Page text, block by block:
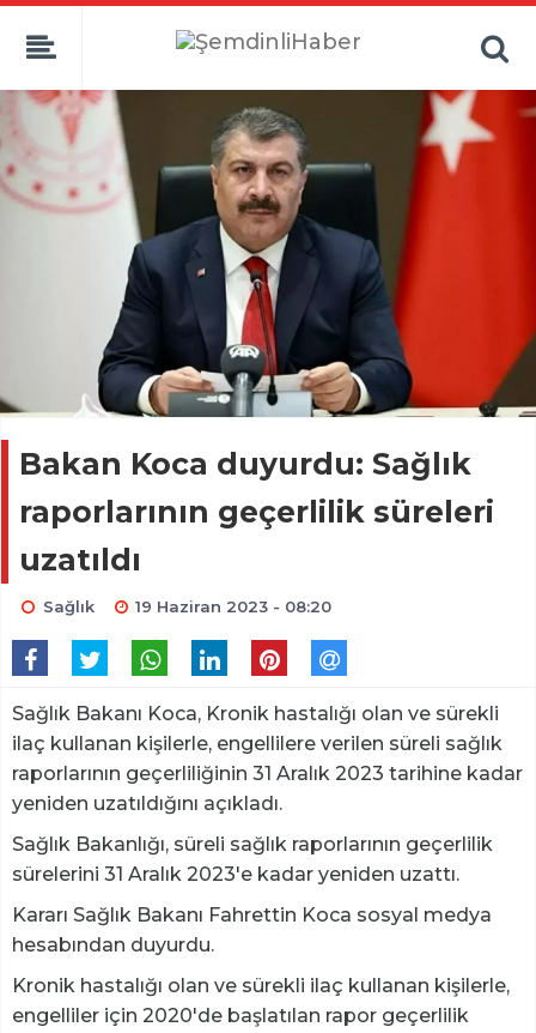
Bakan Koca duyurdu: Sağlık
raporlarının geçerlilik süreleri
uzatıldı
Sağlık 19 Haziran 2023 - 08:20
Sağlık Bakanı Koca, Kronik hastalığı olan ve sürekli
ilaç kullanan kişilerle, engellilere verilen süreli sağlık
raporlarının geçerliliğinin 31 Aralık 2023 tarihine kadar
yeniden uzatıldığını açıkladı.
Sağlık Bakanlığı, süreli sağlık raporlarının geçerlilik
sürelerini 31 Aralık 2023'e kadar yeniden uzattı.
Kararı Sağlık Bakanı Fahrettin Koca sosyal medya
hesabından duyurdu.
Kronik hastalığı olan ve sürekli ilaç kullanan kişilerle,
engelliler için 2020'de başlatılan rapor geçerlilik